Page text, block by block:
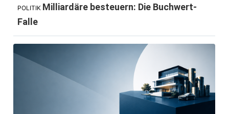
POLITIK Milliardäre besteuern: Die Buchwert-
Falle